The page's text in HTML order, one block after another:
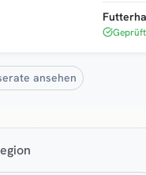
ansehen